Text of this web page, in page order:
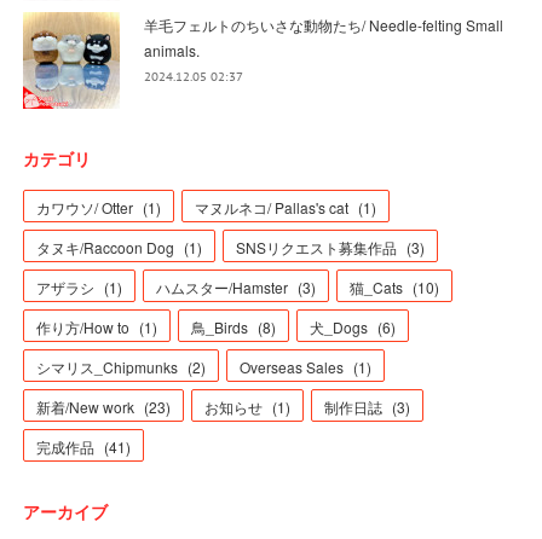
羊毛フェルトのちいさな動物たち/ Needle-felting Small
animals.
2024.12.05 02:37
カテゴリ
カワウソ/ Otter (1) マヌルネコ/ Pallas's cat (1)
タヌキ/Raccoon Dog (1) SNSリクエスト募集作品 (3)
アザラシ (1) ハムスター/Hamster (3) 猫_Cats (10)
作り方/How to (1) 鳥_Birds (8) 犬_Dogs (6)
シマリス_Chipmunks (2) Overseas Sales (1)
新着/New work (23) お知らせ (1) 制作日誌 (3)
完成作品 (41)
アーカイブ